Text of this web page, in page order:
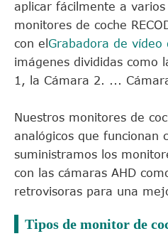
aplicar fácilmente a
monitores de coche
con el Grabadora de vídeo
imágenes divididas como
1, la Cámara 2. ...
Nuestros monitores de
analógicos que funcionan
suministramos los
con las cámaras AHD
retrovisoras para una
Tipos de monitor de